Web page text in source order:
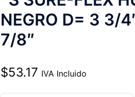
NEGRO D= 3 3/
7/8″
$53.17 IVA Incluido